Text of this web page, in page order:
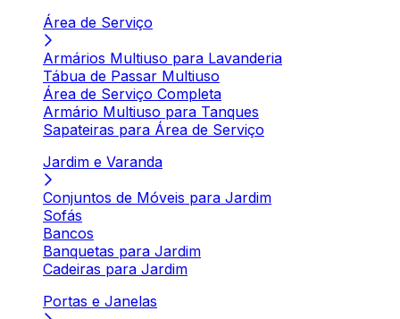
Área de Serviço
Armários Multiuso para Lavanderia
Tábua de Passar Multiuso
Área de Serviço Completa
Armário Multiuso para Tanques
Sapateiras para Área de Serviço
Jardim e Varanda
Conjuntos de Móveis para Jardim
Sofás
Bancos
Banquetas para Jardim
Cadeiras para Jardim
Portas e Janelas